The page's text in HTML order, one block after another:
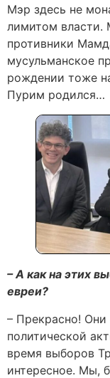
Мэр здесь не
лимитом власти.
противники
мусульманское
рождении тоже
Пурим родился…
– А как на этих
евреи?
– Прекрасно! Они
политической
время выборов
интересное. Мы,